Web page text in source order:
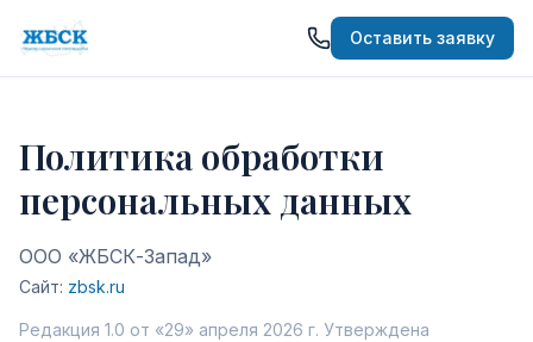
Оставить заявку
Политика обработки
персональных данных
ООО «ЖБСК-Запад»
Сайт: zbsk.ru
Редакция 1.0 от «29» апреля 2026 г. Утверждена